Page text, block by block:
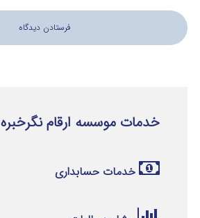
خدمات موسسه ارقام نگرخبره
خدمات حسابداری